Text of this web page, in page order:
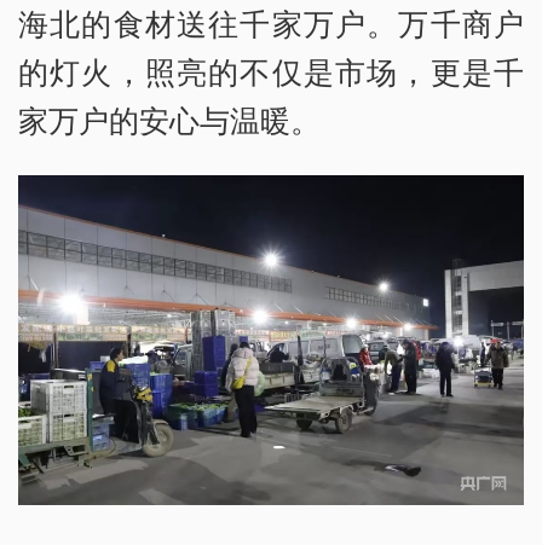
海北的食材送往千家万户。万千商户
的灯火，照亮的不仅是市场，更是千
家万户的安心与温暖。